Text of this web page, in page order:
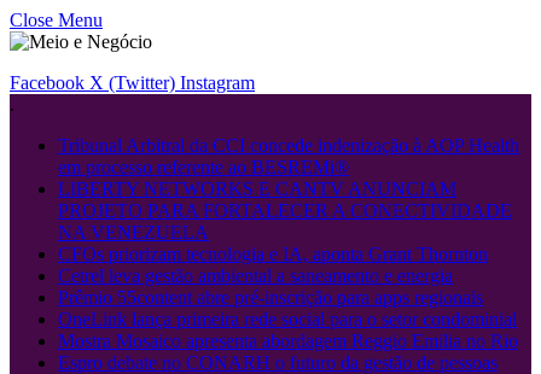
Close Menu
Facebook X (Twitter) Instagram
.
Tribunal Arbitral da CCI concede indenização à AOP Health
em processo referente ao BESREMi®
LIBERTY NETWORKS E CANTV ANUNCIAM
PROJETO PARA FORTALECER A CONECTIVIDADE
NA VENEZUELA
CFOs priorizam tecnologia e IA, aponta Grant Thornton
Cetrel leva gestão ambiental a saneamento e energia
Prêmio 55content abre pré-inscrição para apps regionais
OneLink lança primeira rede social para o setor condominial
Mostra Mosaico apresenta abordagem Reggio Emilia no Rio
Espro debate no CONARH o futuro da gestão de pessoas